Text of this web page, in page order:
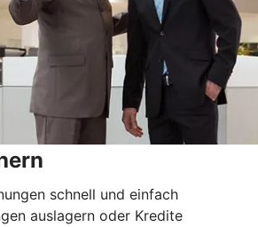
schnell und einfach
auslagern oder Kredite